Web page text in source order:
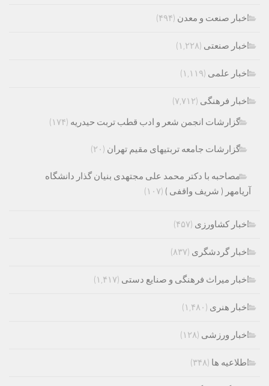
اخبار صنعت و معدن (۴۹۴)
اخبار صنعتی (۱,۲۲۸)
اخبار علمی (۱,۱۱۹)
اخبار فرهنگی (۷,۷۱۲)
گزارشات انجمن شعر و ادب قطب تربت حیدریه (۱۷۴)
گزارشات جامعه تربتیهای مقیم تهران (۲۰)
مصاحبه با دکتر محمد علی مجتهدی بنیان گذار دانشگاه
آریامهر ( شریف واقفی ) (۱۰۷)
اخبار کشاورزی (۴۵۷)
اخبار گردشگری (۸۳۷)
اخبار میراث فرهنگی و صنایع دستی (۱,۴۱۷)
اخبار هنری (۱,۴۸۰)
اخبار ورزشی (۱۲۸)
اطلاعیه ها (۳۴۸)